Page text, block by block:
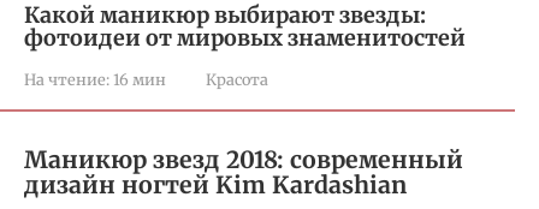
Какой маникюр выбирают звезды:
фотоидеи от мировых знаменитостей
На чтение: 16 мин Красота
Маникюр звезд 2018: современный
дизайн ногтей Kim Kardashian